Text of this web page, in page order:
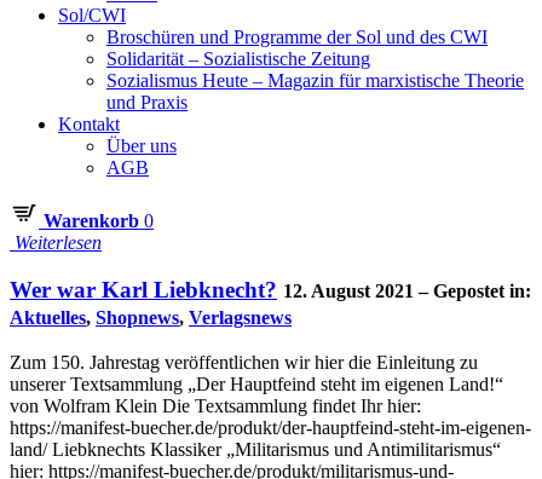
Sol/CWI
Broschüren und Programme der Sol und des CWI
Solidarität – Sozialistische Zeitung
Sozialismus Heute – Magazin für marxistische Theorie
und Praxis
Kontakt
Über uns
AGB
Warenkorb 0
Weiterlesen
Wer war Karl Liebknecht? 12. August 2021 – Gepostet in:
Aktuelles, Shopnews, Verlagsnews
Zum 150. Jahrestag veröffentlichen wir hier die Einleitung zu
unserer Textsammlung „Der Hauptfeind steht im eigenen Land!“
von Wolfram Klein Die Textsammlung findet Ihr hier:
https://manifest-buecher.de/produkt/der-hauptfeind-steht-im-eigenen-
land/ Liebknechts Klassiker „Militarismus und Antimilitarismus“
hier: https://manifest-buecher.de/produkt/militarismus-und-